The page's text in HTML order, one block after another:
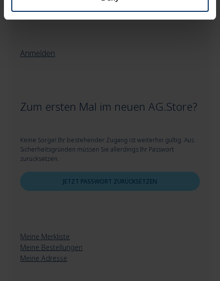
Anmelden
Zum ersten Mal im neuen AG.Store?
Keine Sorge! Ihr bestehender Zugang ist weiterhin gültig. Aus
Sicherheitsgründen müssen Sie allerdings Ihr Passwort
zurücksetzen.
JETZT PASSWORT ZURÜCKSETZEN
Meine Merkliste
Meine Bestellungen
Meine Adresse